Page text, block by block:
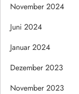
November 2024
Juni 2024
Januar 2024
Dezember 2023
November 2023